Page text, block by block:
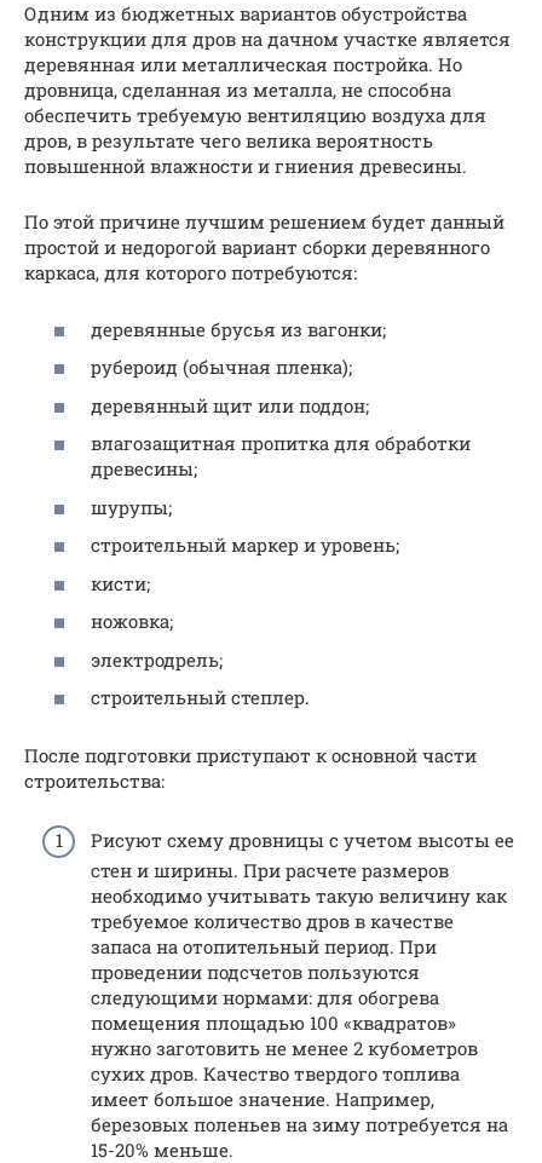
Одним из бюджетных вариантов обустройства
конструкции для дров на дачном участке является
деревянная или металлическая постройка. Но
дровница, сделанная из металла, не способна
обеспечить требуемую вентиляцию воздуха для
дров, в результате чего велика вероятность
повышенной влажности и гниения древесины.
По этой причине лучшим решением будет данный
простой и недорогой вариант сборки деревянного
каркаса, для которого потребуются:
деревянные брусья из вагонки;
рубероид (обычная пленка);
деревянный щит или поддон;
влагозащитная пропитка для обработки
древесины;
шурупы;
строительный маркер и уровень;
кисти;
ножовка;
электродрель;
строительный степлер.
После подготовки приступают к основной части
строительства:
Рисуют схему дровницы с учетом высоты ее
стен и ширины. При расчете размеров
необходимо учитывать такую величину как
требуемое количество дров в качестве
запаса на отопительный период. При
проведении подсчетов пользуются
следующими нормами: для обогрева
помещения площадью 100 «квадратов»
нужно заготовить не менее 2 кубометров
сухих дров. Качество твердого топлива
имеет большое значение. Например,
березовых поленьев на зиму потребуется на
15-20% меньше.